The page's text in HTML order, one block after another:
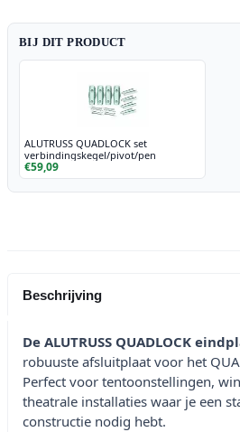
BIJ DIT PRODUCT
ALUTRUSS QUADLOCK set
verbindingskegel/pivot/pen
€59,09
Beschrijving
De ALUTRUSS QUADLOCK
robuuste afsluitplaat voor het
Perfect voor tentoonstellingen,
theatrale installaties waar je een
constructie nodig hebt.